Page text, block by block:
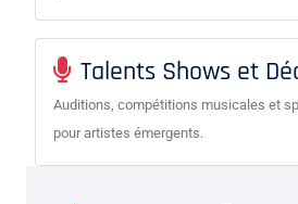
Talents Shows et
Auditions, compétitions musicales et
pour artistes émergents.